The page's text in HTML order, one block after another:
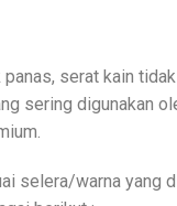
serat kain
sering digunakan
selera/warna yang